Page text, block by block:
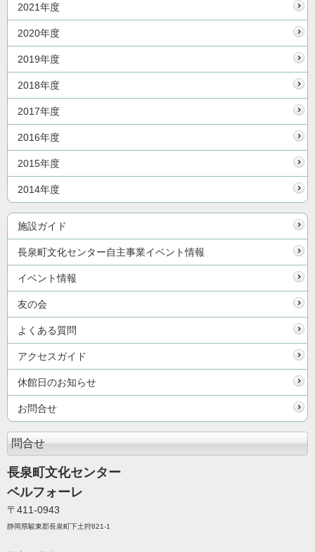
2021年度
2020年度
2019年度
2018年度
2017年度
2016年度
2015年度
2014年度
施設ガイド
長泉町文化センター自主事業イベント情報
イベント情報
友の会
よくある質問
アクセスガイド
休館日のお知らせ
お問合せ
問合せ
長泉町文化センター
ベルフォーレ
〒411-0943
静岡県駿東郡長泉町下土狩821-1